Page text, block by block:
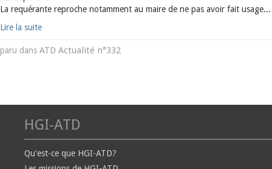
La requérante reproche notamment au maire de ne pas avoir fait usage...
Lire la suite
paru dans ATD Actualité n°332
HGI-ATD
Qu'est-ce que HGI-ATD?